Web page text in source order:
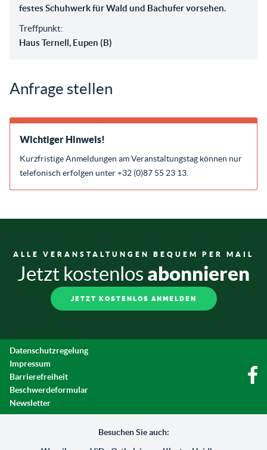
festes Schuhwerk für Wald und Bachufer vorsehen.
Treffpunkt:
Haus Ternell, Eupen (B)
Anfrage stellen
Wichtiger Hinweis!
Kurzfristige Anmeldungen am Veranstaltungstag können nur
telefonisch erfolgen unter +32 (0)87 55 23 13.
ALLE VERANSTALTUNGEN BEQUEM PER MAIL
Jetzt kostenlos abonnieren
JETZT KOSTENLOS ANMELDEN
Datenschutzregelung
Impressum
Barrierefreiheit
Beschwerdeformular
Newsletter
Besuchen Sie auch: